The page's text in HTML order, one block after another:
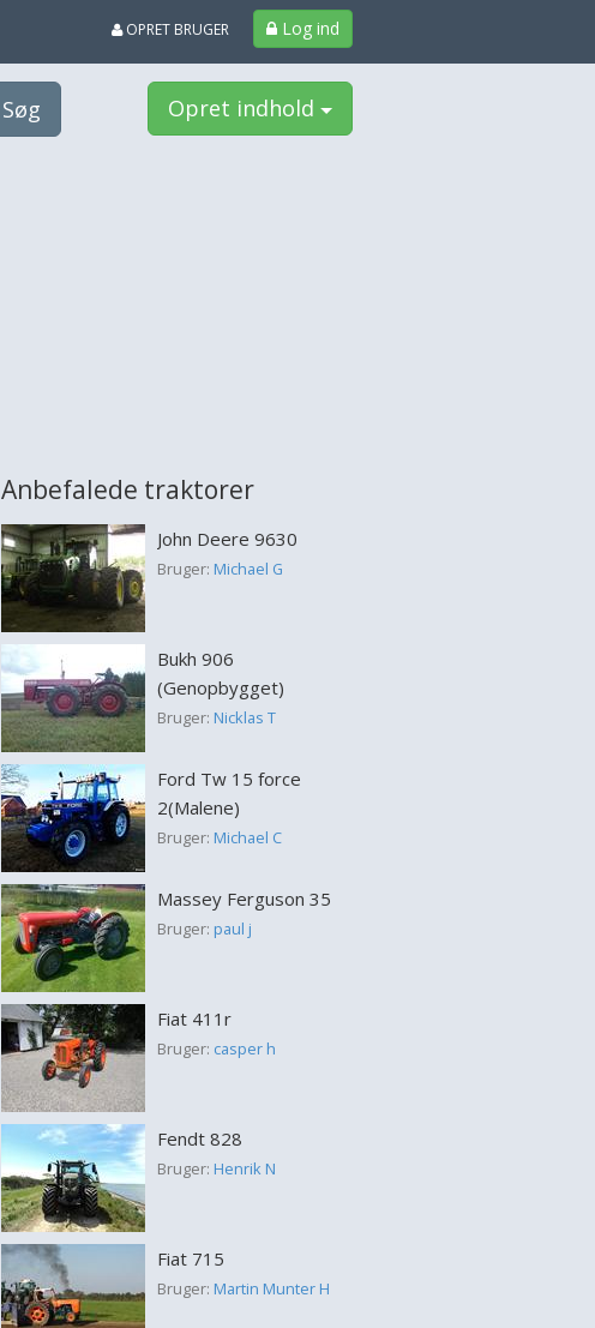
Log ind
OPRET BRUGER
Søg Opret indhold
Anbefalede traktorer
John Deere 9630
Bruger: Michael G
Bukh 906
(Genopbygget)
Bruger: Nicklas T
Ford Tw 15 force
2(Malene)
Bruger: Michael C
Massey Ferguson 35
Bruger: paul j
Fiat 411r
Bruger: casper h
Fendt 828
Bruger: Henrik N
Fiat 715
Bruger: Martin Munter H